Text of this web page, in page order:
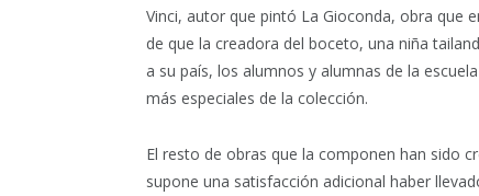
Vinci, autor que pintó La Gioconda, obra que
de que la creadora del boceto, una niña
a su país, los alumnos y alumnas de la
más especiales de la colección.
El resto de obras que la componen han sido
supone una satisfacción adicional haber